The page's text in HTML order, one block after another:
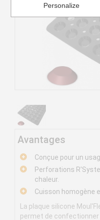
Avantages
Conçue pour un
Perforations
chaleur.
Cuisson homogène
La plaque silicone
permet de
Personalize